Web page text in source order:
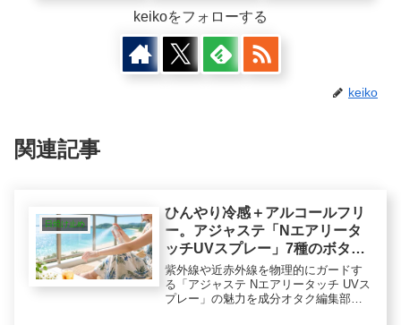
keikoをフォローする
keiko
関連記事
日焼け止め
ひんやり冷感＋アルコールフリ
ー。アジャステ「Nエアリータ
ッチUVスプレー」7種のボタニ
カル成分で乾燥も防ぐ
紫外線や近赤外線を物理的にガードす
る「アジャステ Nエアリータッチ UVス
プレー」の魅力を成分オタク編集部が